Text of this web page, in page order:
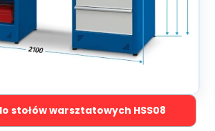
stołów warsztatowych HSS08